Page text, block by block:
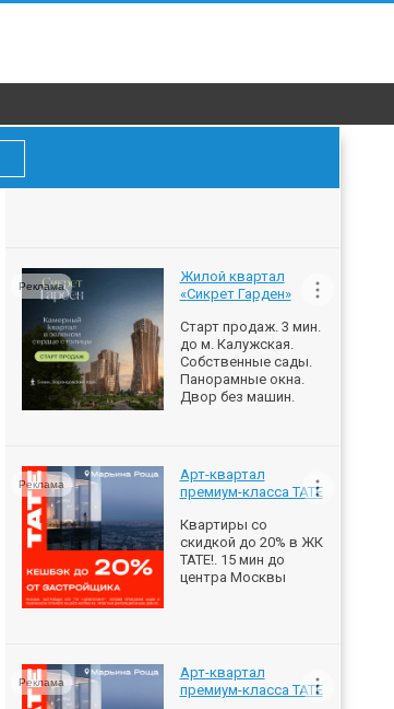
Жилой квартал
«Сикрет Гарден»
Старт продаж. 3 мин.
до м. Калужская.
Собственные сады.
Панорамные окна.
Двор без машин.
Реклама
Арт-квартал
премиум-класса ТАТЕ
Квартиры со
скидкой до 20% в ЖК
ТАТЕ!. 15 мин до
центра Москвы
Реклама
Арт-квартал
премиум-класса ТАТЕ
Реклама